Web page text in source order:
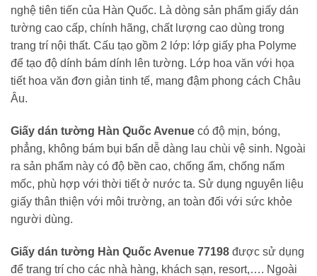
nghệ tiên tiến của Hàn Quốc. Là dòng sản phẩm giấy dán
tường cao cấp, chính hãng, chất lượng cao dùng trong
trang trí nội thất. Cấu tạo gồm 2 lớp: lớp giấy pha Polyme
để tạo độ dính bám dính lên tường. Lớp hoa văn với họa
tiết hoa văn đơn giản tinh tế, mang đậm phong cách Châu
Âu.
Giấy dán tường Hàn Quốc Avenue có độ mịn, bóng,
phẳng, không bám bụi bẩn dễ dàng lau chùi vệ sinh. Ngoài
ra sản phẩm này có độ bền cao, chống ẩm, chống nấm
mốc, phù hợp với thời tiết ở nước ta. Sử dụng nguyên liệu
giấy thân thiện với môi trường, an toàn đối với sức khỏe
người dùng.
Giấy dán tường Hàn Quốc Avenue 77198 được sử dụng
để trang trí cho các nhà hàng, khách sạn, resort,…. Ngoài